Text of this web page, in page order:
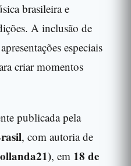
brasileira e
A inclusão de
especiais
criar momentos
publicada pela
, com autoria de
, em 18 de